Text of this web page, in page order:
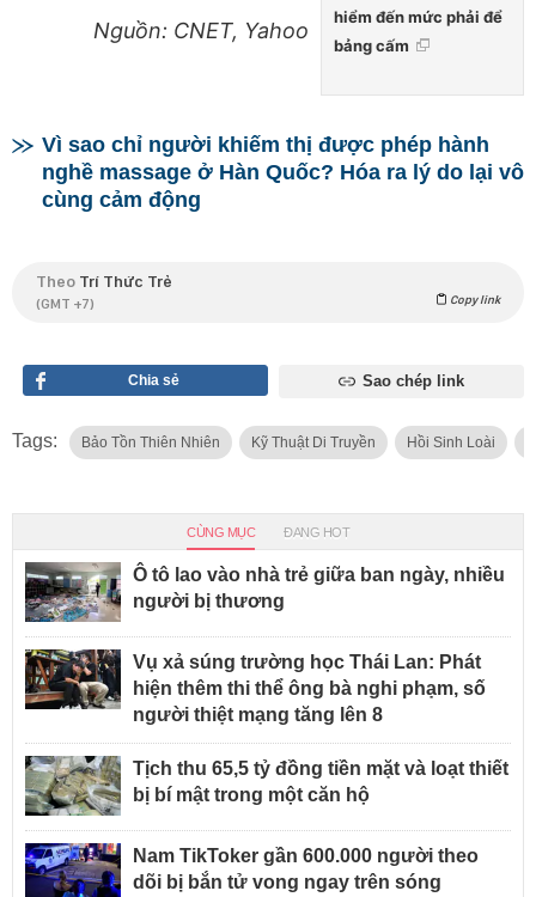
hiểm đến mức phải để
bảng cấm
Nguồn: CNET, Yahoo
Vì sao chỉ người khiếm thị được phép hành
nghề massage ở Hàn Quốc? Hóa ra lý do lại vô
cùng cảm động
Theo Trí Thức Trẻ
(GMT +7) Copy link
Chia sẻ Sao chép link
Tags: Bảo Tồn Thiên Nhiên Kỹ Thuật Di Truyền Hồi Sinh Loài
CÙNG MỤC ĐANG HOT
Ô tô lao vào nhà trẻ giữa ban ngày, nhiều
người bị thương
Vụ xả súng trường học Thái Lan: Phát
hiện thêm thi thể ông bà nghi phạm, số
người thiệt mạng tăng lên 8
Tịch thu 65,5 tỷ đồng tiền mặt và loạt thiết
bị bí mật trong một căn hộ
Nam TikToker gần 600.000 người theo
dõi bị bắn tử vong ngay trên sóng